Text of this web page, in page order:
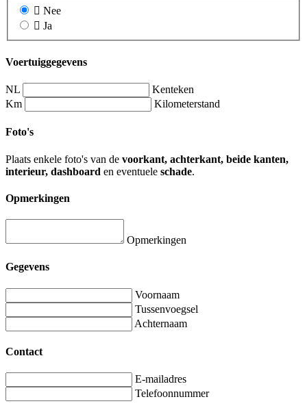
Nee
Ja
Voertuiggegevens
NL
Kenteken
Km
Kilometerstand
Foto's
Plaats enkele foto's van de voorkant, achterkant, beide kanten,
interieur, dashboard en eventuele schade.
Opmerkingen
Opmerkingen
Gegevens
Voornaam
Tussenvoegsel
Achternaam
Contact
E-mailadres
Telefoonnummer